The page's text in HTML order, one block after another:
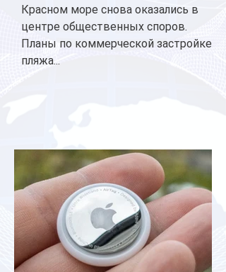
Красном море снова оказались в
центре общественных споров.
Планы по коммерческой застройке
пляжа...